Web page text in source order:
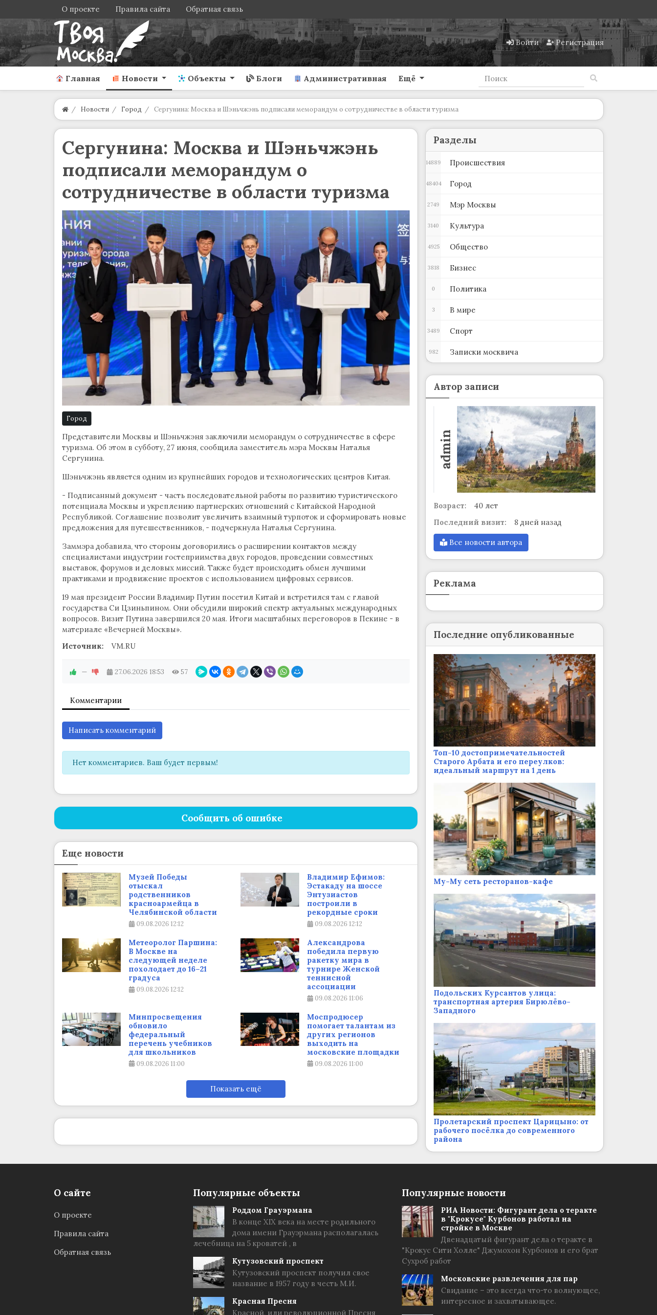
О проекте Правила сайта Обратная связь
Войти Регистрация
Главная Новости Объекты Блоги Административная Ещё
Новости Город Сергунина: Москва и Шэньчжэнь подписали меморандум о сотрудничестве в области туризма
Сергунина: Москва и Шэньчжэнь
подписали меморандум о
сотрудничестве в области туризма
Город
Представители Москвы и Шэньчжэня заключили меморандум о сотрудничестве в сфере
туризма. Об этом в субботу, 27 июня, сообщила заместитель мэра Москвы Наталья
Сергунина.
Шэньчжэнь является одним из крупнейших городов и технологических центров Китая.
- Подписанный документ - часть последовательной работы по развитию туристического
потенциала Москвы и укреплению партнерских отношений с Китайской Народной
Республикой. Соглашение позволит увеличить взаимный турпоток и сформировать новые
предложения для путешественников, - подчеркнула Наталья Сергунина.
Заммэра добавила, что стороны договорились о расширении контактов между
специалистами индустрии гостеприимства двух городов, проведении совместных
выставок, форумов и деловых миссий. Также будет происходить обмен лучшими
практиками и продвижение проектов с использованием цифровых сервисов.
19 мая президент России Владимир Путин посетил Китай и встретился там с главой
государства Си Цзиньпином. Они обсудили широкий спектр актуальных международных
вопросов. Визит Путина завершился 20 мая. Итоги масштабных переговоров в Пекине - в
материале «Вечерней Москвы».
Источник:
VM.RU
— 27.06.2026 18:53 57
Комментарии
Написать комментарий
Нет комментариев. Ваш будет первым!
Сообщить об ошибке
Еще новости
Музей Победы
отыскал
родственников
красноармейца в
Челябинской области
09.08.2026 12:12
Владимир Ефимов:
Эстакаду на шоссе
Энтузиастов
построили в
рекордные сроки
09.08.2026 12:12
Метеоролог Паршина:
В Москве на
следующей неделе
похолодает до 16–21
градуса
09.08.2026 12:12
Александрова
победила первую
ракетку мира в
турнире Женской
теннисной
ассоциации
09.08.2026 11:06
Минпросвещения
обновило
федеральный
перечень учебников
для школьников
09.08.2026 11:00
Моспродюсер
помогает талантам из
других регионов
выходить на
московские площадки
09.08.2026 11:00
Показать ещё
Разделы
Происшествия
14889
Город
48404
Мэр Москвы
2749
Культура
3140
Общество
4925
Бизнес
3818
Политика
0
В мире
3
Спорт
3489
Записки москвича
982
Автор записи
admin
Возраст:
40 лет
Последний визит:
8 дней назад
Все новости автора
Реклама
Последние опубликованные
Топ-10 достопримечательностей
Старого Арбата и его переулков:
идеальный маршрут на 1 день
Му-Му сеть ресторанов-кафе
Подольских Курсантов улица:
транспортная артерия Бирюлёво-
Западного
Пролетарский проспект Царицыно: от
рабочего посёлка до современного
района
О сайте
О проекте
Правила сайта
Обратная связь
Популярные объекты
Роддом Грауэрмана
В конце XIX века на месте родильного
дома имени Грауэрмана располагалась
лечебница на 5 кроватей , в
Кутузовский проспект
Кутузовский проспект получил свое
название в 1957 году в честь М.И.
Красная Пресня
Красной, или революционной Пресня
Популярные новости
РИА Новости: Фигурант дела о теракте
в "Крокусе" Курбонов работал на
стройке в Москве
Двенадцатый фигурант дела о теракте в
"Крокус Сити Холле" Джумохон Курбонов и его брат
Сухроб работ
Московские развлечения для пар
Свидание – это всегда что-то волнующее,
интересное и захватывающее.